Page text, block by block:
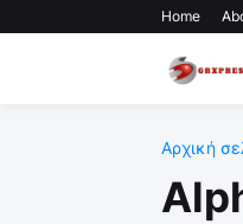
Home
Αρχική